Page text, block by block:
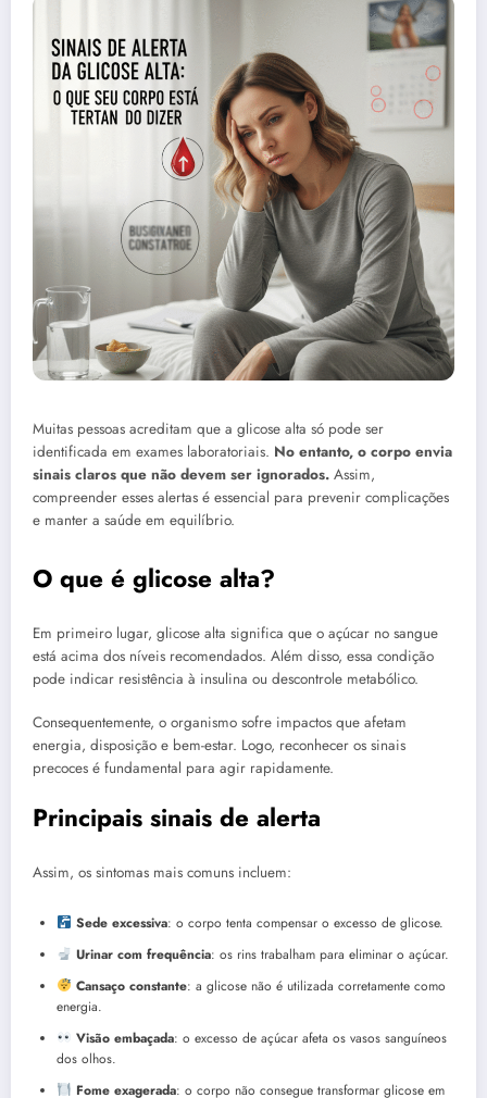
Muitas pessoas acreditam que a glicose alta só pode ser
identificada em exames laboratoriais. No entanto, o corpo envia
sinais claros que não devem ser ignorados. Assim,
compreender esses alertas é essencial para prevenir complicações
e manter a saúde em equilíbrio.
O que é glicose alta?
Em primeiro lugar, glicose alta significa que o açúcar no sangue
está acima dos níveis recomendados. Além disso, essa condição
pode indicar resistência à insulina ou descontrole metabólico.
Consequentemente, o organismo sofre impactos que afetam
energia, disposição e bem-estar. Logo, reconhecer os sinais
precoces é fundamental para agir rapidamente.
Principais sinais de alerta
Assim, os sintomas mais comuns incluem:
Sede excessiva: o corpo tenta compensar o excesso de glicose.
Urinar com frequência: os rins trabalham para eliminar o açúcar.
Cansaço constante: a glicose não é utilizada corretamente como
energia.
Visão embaçada: o excesso de açúcar afeta os vasos sanguíneos
dos olhos.
Fome exagerada: o corpo não consegue transformar glicose em